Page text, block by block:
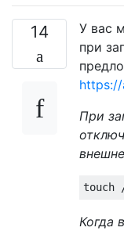
14
У вас
при
При
Когда